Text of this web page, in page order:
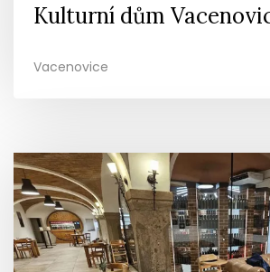
Kulturní dům
Vacenovice